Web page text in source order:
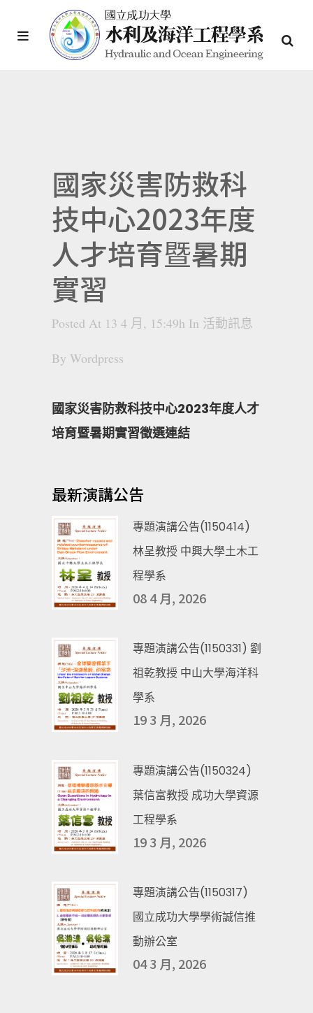
國家災害防救科
技中心2023年度
人才培育暨暑期
實習
Posted At 13 4 月, 15:49h In 活動訊息
By Wordpress
國家災害防救科技中心2023年度人才
培育暨暑期實習徵選連結
最新演講公告
專題演講公告(1150414)
林呈教授 中興大學土木工
程學系
08 4 月, 2026
專題演講公告(1150331) 劉
祖乾教授 中山大學海洋科
學系
19 3 月, 2026
專題演講公告(1150324)
葉信富教授 成功大學資源
工程學系
19 3 月, 2026
專題演講公告(1150317)
國立成功大學學術誠信推
動辦公室
04 3 月, 2026